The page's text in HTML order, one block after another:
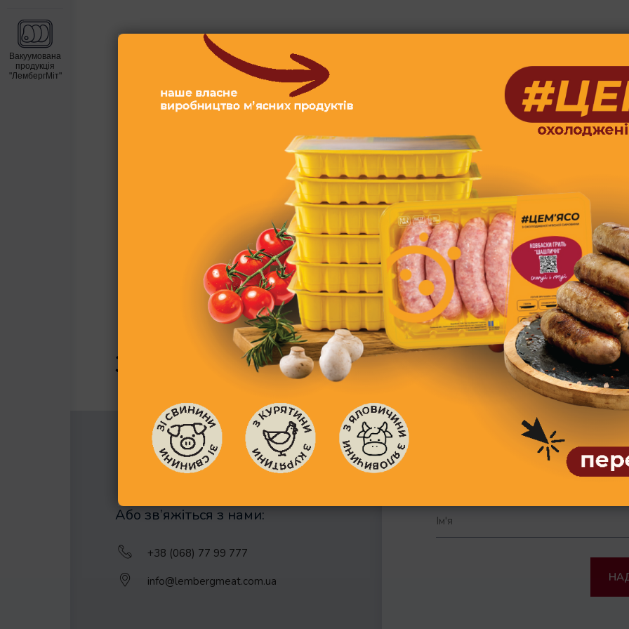
Вакуумована
продукція
"ЛембергМіт"
Нормативний документ на
Умови транспортування:
Пакування та види
Запакований в п/е пакет
Вага 1 шт., кг: 0,3,-0,35 Вага
ящика, кг: 19,5-20,0
Пакувальні матеріали: - п/е
пакет 1050*600 мм ДСТУ
7275:2012
Зворотний зв’язок
Або зв’яжіться з нами:
+38 (068) 77 99 777
info@lembergmeat.com.ua
Заповніть форму та